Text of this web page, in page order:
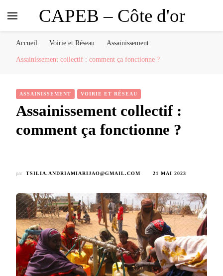
CAPEB – Côte d'or
Accueil Voirie et Réseau Assainissement
Assainissement collectif : comment ça fonctionne ?
ASSAINISSEMENT VOIRIE ET RÉSEAU
Assainissement collectif :
comment ça fonctionne ?
par TSILIA.ANDRIAMIARIJAO@GMAIL.COM 21 MAI 2023